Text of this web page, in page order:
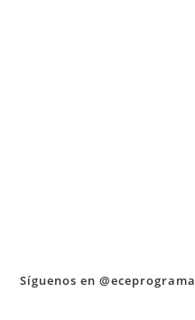
Síguenos en @eceprograma